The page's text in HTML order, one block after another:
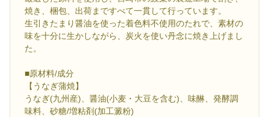
焼き、梱包、出荷まですべて一貫して行っています。
生引きたまり醤油を使った着色料不使用のたれで、素材の
味を十分に生かしながら、炭火を使い丹念に焼き上げまし
た。
■原材料/成分
【うなぎ蒲焼】
うなぎ(九州産)、醤油(小麦・大豆を含む)、味醂、発酵調
味料、砂糖/増粘剤(加工澱粉)